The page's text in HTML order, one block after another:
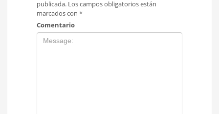
publicada. Los campos obligatorios están
marcados con *
Comentario